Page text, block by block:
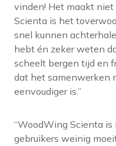
vinden! Het maakt
Scienta is het
snel kunnen
hebt én zeker weten
scheelt bergen tijd en
dat het samenwerken
eenvoudiger is.”
“WoodWing Scienta
gebruikers weinig